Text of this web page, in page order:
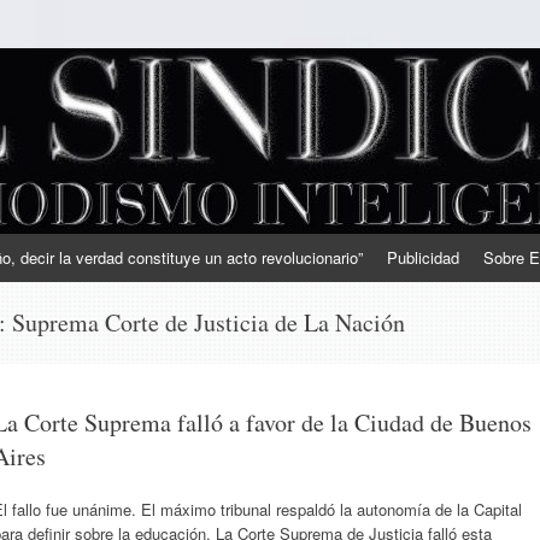
decir la verdad constituye un acto revolucionario” Publicidad Sobre
Suprema Corte de Justicia de La Nación
Corte Suprema falló a favor de la Ciudad de Buenos
fallo fue unánime. El máximo tribunal respaldó la autonomía de la Capital
definir sobre la educación. La Corte Suprema de Justicia falló esta